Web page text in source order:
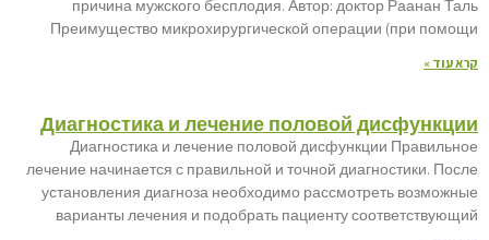
причина мужского бесплодия. Автор: доктор Раанан Таль
Преимущество микрохирургической операции (при помощи
קרא עוד »
Диагностика и лечение половой дисфункции
Диагностика и лечение половой дисфункции Правильное
лечение начинается с правильной и точной диагностики. После
установления диагноза необходимо рассмотреть возможные
варианты лечения и подобрать пациенту соответствующий